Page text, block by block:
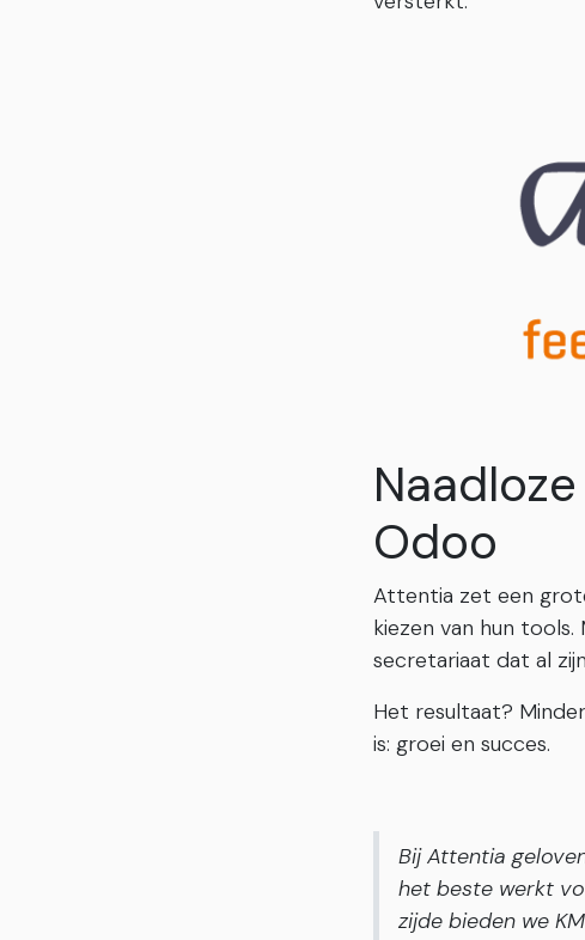
Odoo
Attentia zet een
kiezen van hun
secretariaat dat al
Het resultaat?
is: groei en succes.
Bij Attentia
het beste werkt
zijde bieden we